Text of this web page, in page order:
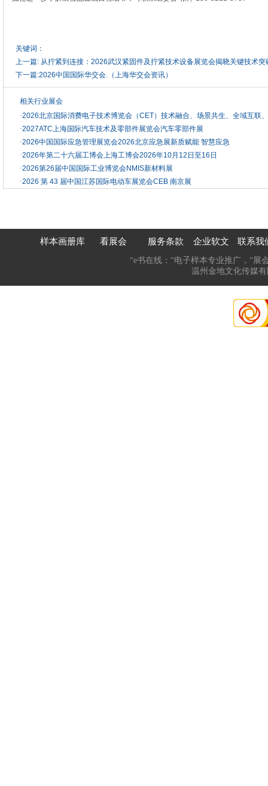
关键词：
上一篇: 从拧紧到连接：2026武汉紧固件及拧紧技术设备展览会揭晓关键技术突
下一篇:2026中国国际华交会.（上海华交会资讯）
相关行业展会
·2026北京国际消费电子技术博览会（CET）技术融合、场景共生、全域互联
·2027ATC上海国际汽车技术及零部件展览会汽车零部件展
·2026中国国际应急管理展览会2026北京应急展新质赋能 智慧应急
·2026年第二十六届工博会上海工博会2026年10月12日至16日
·2026第26届中国国际工业博览会NMIS新材料展
·2026 第 43 届中国江苏国际电动车展览会CEB 南京展
样本画册库 看展会 服务条款 企业软文 联系我
“e书在线：“电子样本专业推广，“展
温州金地文化传媒